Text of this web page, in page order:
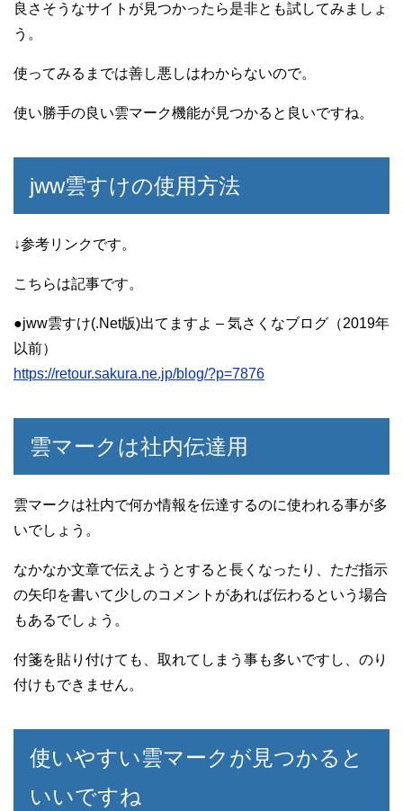
良さそうなサイトが見つかったら是非とも試してみましょ
う。
使ってみるまでは善し悪しはわからないので。
使い勝手の良い雲マーク機能が見つかると良いですね。
jww雲すけの使用方法
↓参考リンクです。
こちらは記事です。
●jww雲すけ(.Net版)出てますよ – 気さくなブログ（2019年
以前）
https://retour.sakura.ne.jp/blog/?p=7876
雲マークは社内伝達用
雲マークは社内で何か情報を伝達するのに使われる事が多
いでしょう。
なかなか文章で伝えようとすると長くなったり、ただ指示
の矢印を書いて少しのコメントがあれば伝わるという場合
もあるでしょう。
付箋を貼り付けても、取れてしまう事も多いですし、のり
付けもできません。
使いやすい雲マークが見つかると
いいですね